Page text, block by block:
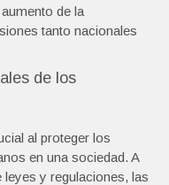
de la
tanto nacionales
de los
al proteger los
en una sociedad. A
y regulaciones, las